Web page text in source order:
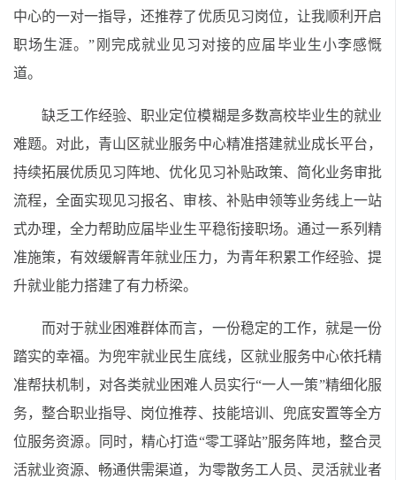
中心的一对一指导，还推荐了优质见习岗位，让我顺利开启
职场生涯。”刚完成就业见习对接的应届毕业生小李感慨
道。
缺乏工作经验、职业定位模糊是多数高校毕业生的就业
难题。对此，青山区就业服务中心精准搭建就业成长平台，
持续拓展优质见习阵地、优化见习补贴政策、简化业务审批
流程，全面实现见习报名、审核、补贴申领等业务线上一站
式办理，全力帮助应届毕业生平稳衔接职场。通过一系列精
准施策，有效缓解青年就业压力，为青年积累工作经验、提
升就业能力搭建了有力桥梁。
而对于就业困难群体而言，一份稳定的工作，就是一份
踏实的幸福。为兜牢就业民生底线，区就业服务中心依托精
准帮扶机制，对各类就业困难人员实行“一人一策”精细化服
务，整合职业指导、岗位推荐、技能培训、兜底安置等全方
位服务资源。同时，精心打造“零工驿站”服务阵地，整合灵
活就业资源、畅通供需渠道，为零散务工人员、灵活就业者